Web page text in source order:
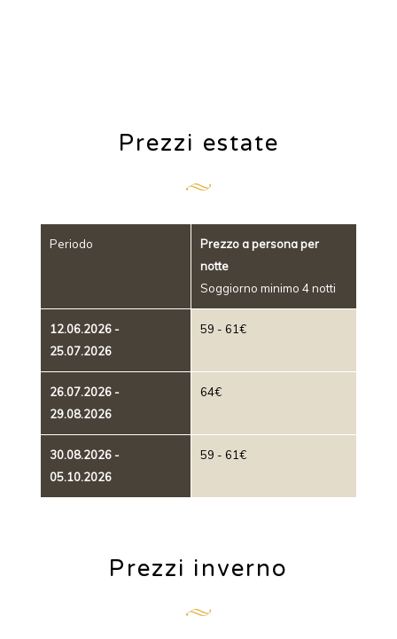
Prezzi estate
Periodo
Prezzo a persona per
notte
Soggiorno minimo 4 notti
12.06.2026 -
25.07.2026
59 - 61€
26.07.2026 -
29.08.2026
64€
30.08.2026 -
05.10.2026
59 - 61€
Prezzi inverno